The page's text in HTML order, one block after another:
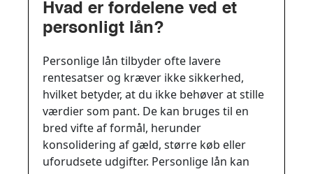
Hvad er fordelene ved et
personligt lån?
Personlige lån tilbyder ofte lavere
rentesatser og kræver ikke sikkerhed,
hvilket betyder, at du ikke behøver at stille
værdier som pant. De kan bruges til en
bred vifte af formål, herunder
konsolidering af gæld, større køb eller
uforudsete udgifter. Personlige lån kan